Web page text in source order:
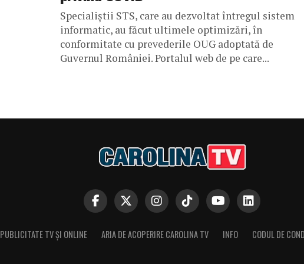
Specialiștii STS, care au dezvoltat întregul sistem
informatic, au făcut ultimele optimizări, în
conformitate cu prevederile OUG adoptată de
Guvernul României. Portalul web de pe care...
PUBLICITATE TV ȘI ONLINE ARIA DE ACOPERIRE CAROLINA TV INFO CODUL DE